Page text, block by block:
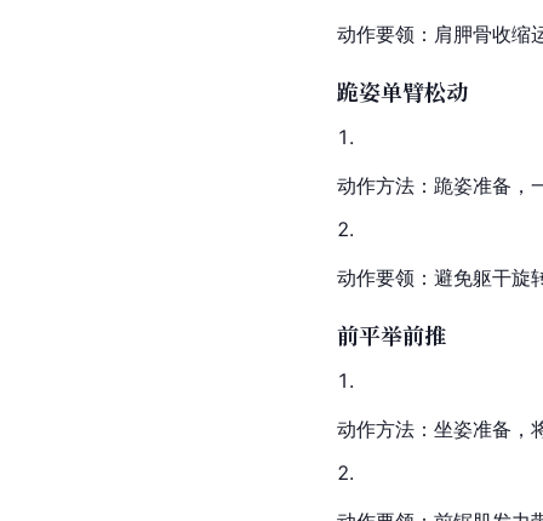
动作要领：肩胛骨收缩
跪姿单臂松动
动作方法：跪姿准备，
动作要领：避免躯干旋
前平举前推
动作方法：坐姿准备，